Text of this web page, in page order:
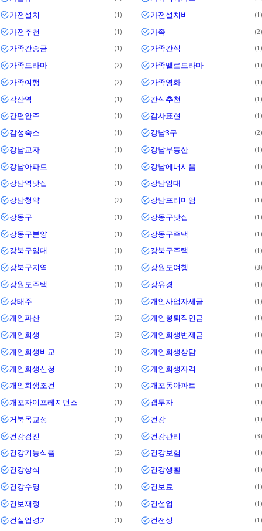
가전설치 1 가전설치비 1
가전추천 1 가족 2
가족간송금 1 가족간식 1
가족드라마 2 가족멜로드라마 1
가족여행 2 가족영화 1
각산역 1 간식추천 1
간편안주 1 감사표현 1
감성숙소 1 강남3구 2
강남교자 1 강남부동산 1
강남아파트 1 강남에버시움 1
강남역맛집 1 강남임대 1
강남청약 2 강남프리미엄 1
강동구 1 강동구맛집 1
강동구분양 1 강동구주택 1
강북구임대 1 강북구주택 1
강북구지역 1 강원도여행 3
강원도주택 1 강유경 1
강태주 1 개인사업자세금 1
개인파산 2 개인형퇴직연금 1
개인회생 3 개인회생변제금 1
개인회생비교 1 개인회생상담 1
개인회생신청 1 개인회생자격 1
개인회생조건 1 개포동아파트 1
개포자이프레지던스 1 갭투자 1
거북목교정 1 건강 1
건강검진 1 건강관리 3
건강기능식품 2 건강보험 1
건강상식 1 건강생활 1
건강수명 1 건보료 1
건보재정 1 건설업 1
건설업경기 1 건전성 1